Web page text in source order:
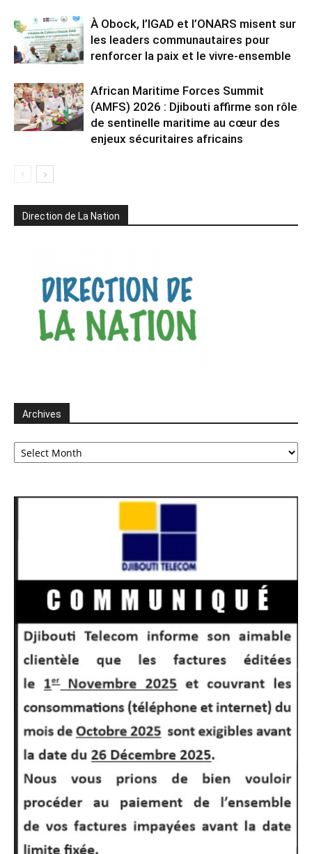
À Obock, l’IGAD et l’ONARS misent sur
les leaders communautaires pour
renforcer la paix et le vivre-ensemble
African Maritime Forces Summit
(AMFS) 2026 : Djibouti affirme son rôle
de sentinelle maritime au cœur des
enjeux sécuritaires africains
Direction de La Nation
Archives
Archives